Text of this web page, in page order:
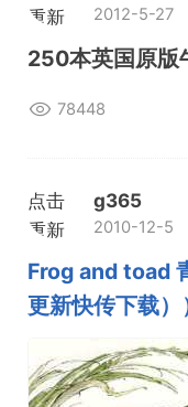
重新
加载
2012-5-27
250本英国原版
78448
点击
重新
加载
g365
2010-12-5
Frog and toad
更新快传下载）